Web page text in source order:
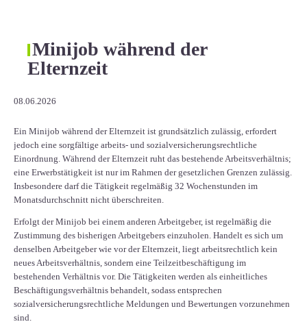
Minijob während der
Elternzeit
08.06.2026
Ein Minijob während der Elternzeit ist grundsätzlich zulässig, erfordert
jedoch eine sorgfältige arbeits- und sozialversicherungsrechtliche
Einordnung. Während der Elternzeit ruht das bestehende Arbeitsverhältnis;
eine Erwerbstätigkeit ist nur im Rahmen der gesetzlichen Grenzen zulässig.
Insbesondere darf die Tätigkeit regelmäßig 32 Wochenstunden im
Monatsdurchschnitt nicht überschreiten.
Erfolgt der Minijob bei einem anderen Arbeitgeber, ist regelmäßig die
Zustimmung des bisherigen Arbeitgebers einzuholen. Handelt es sich um
denselben Arbeitgeber wie vor der Elternzeit, liegt arbeitsrechtlich kein
neues Arbeitsverhältnis, sondern eine Teilzeitbeschäftigung im
bestehenden Verhältnis vor. Die Tätigkeiten werden als einheitliches
Beschäftigungsverhältnis behandelt, sodass entsprechen
sozialversicherungsrechtliche Meldungen und Bewertungen vorzunehmen
sind.